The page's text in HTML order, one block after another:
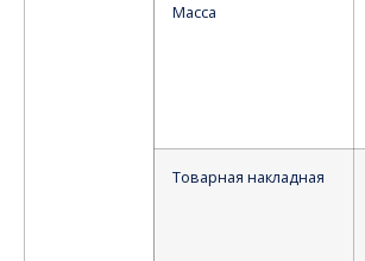
Масса
Товарная накладная